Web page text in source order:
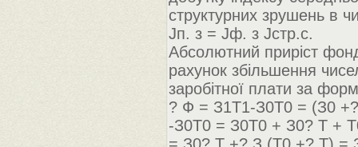
структурних зрушень в
Jп. з = Jф. з Jстр.с.
Абсолютний приріст
рахунок збільшення
заробітної плати за
? Ф = З1Т1-З0Т0 = (З0
-З0Т0 = З0Т0 + З0? Т +